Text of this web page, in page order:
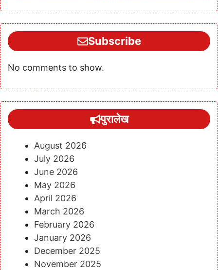
Subscribe
No comments to show.
पुरालेख
August 2026
July 2026
June 2026
May 2026
April 2026
March 2026
February 2026
January 2026
December 2025
November 2025